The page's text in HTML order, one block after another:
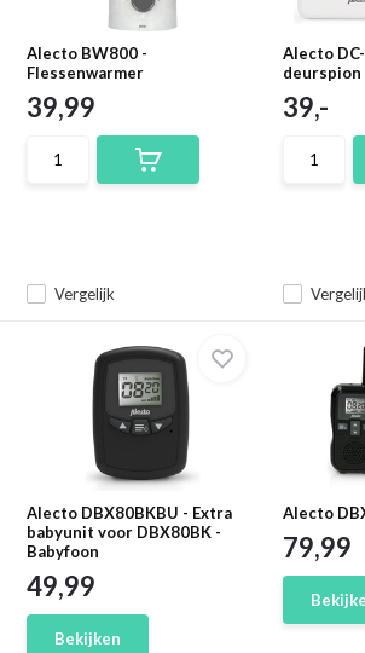
Alecto BW800 -
Flessenwarmer
Vergelijk
39,99
Alecto
deurspion
39,-
Alecto DBX80BKBU - Extra
babyunit voor DBX80BK -
Babyfoon
49,99
Bekijken
Alecto
79,99